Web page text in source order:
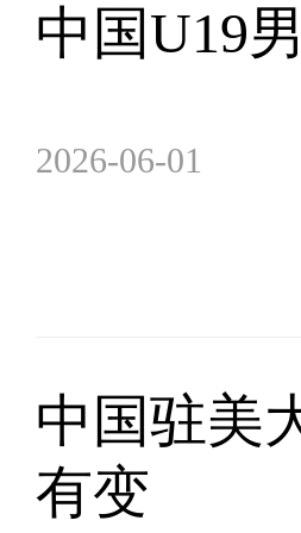
中国U19
2026-06-01
中国驻美
有变